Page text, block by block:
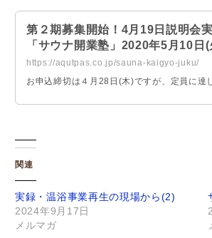
第２期募集開始！4月19日説明会
「サウナ開業塾」2020年5月10日
https://aqutpas.co.jp/sauna-kaigyo-juku/
お申込締切は４月28日(木)ですが、定員に達
関連
実録・温浴事業再生の現場から(2)
2024年9月17日
メルマガ